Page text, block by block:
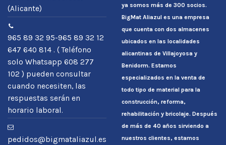
(Alicante)
965 89 32 95-965 89 32 12
647 640 814 . ( Teléfono
solo Whatsapp 608 277
102 ) pueden consultar
cuando necesiten, las
respuestas serán en
horario laboral.
pedidos@bigmataliazul.es
ya somos más de 300 socios.
BigMat Aliazul es una empresa
que cuenta con dos almacenes
ubicados en las localidades
alicantinas de Villajoyosa y
Benidorm. Estamos
especializados en la venta de
todo tipo de material para la
construcción, reforma,
rehabilitación y bricolaje. Después
de más de 40 años sirviendo a
nuestros clientes, estamos